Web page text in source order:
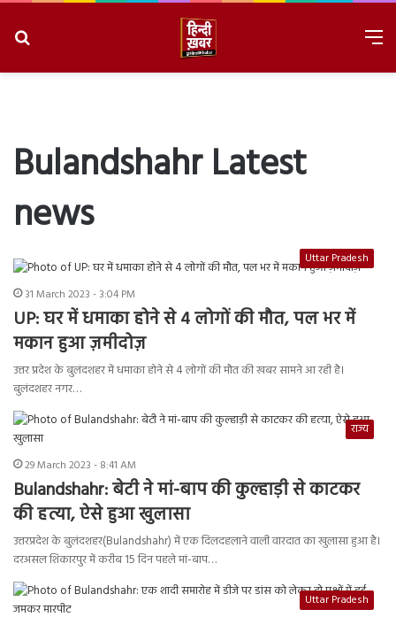
Bulandshahr Latest
news
Uttar Pradesh
31 March 2023 - 3:04 PM
UP: घर में धमाका होने से 4 लोगों की मौत, पल भर में
मकान हुआ ज़मीदोज़
उत्तर प्रदेश के बुलंदशहर में धमाका होने से 4 लोगों की मौत की खबर सामने आ रही है।
बुलंदशहर नगर…
राज्य
29 March 2023 - 8:41 AM
Bulandshahr: बेटी ने मां-बाप की कुल्हाड़ी से काटकर
की हत्या, ऐसे हुआ खुलासा
उत्तरप्रदेश के बुलंदशहर(Bulandshahr) में एक दिलदहलाने वाली वारदात का खुलासा हुआ है।
दरअसल शिकारपुर में करीब 15 दिन पहले मां-बाप…
Uttar Pradesh